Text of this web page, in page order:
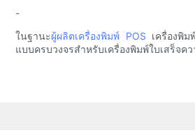
-
ในฐานะผู้ผลิตเครื่องพิมพ์ POS เครื่องพิ
แบบครบวงจรสำหรับเครื่องพิมพ์ใบเสร็จค